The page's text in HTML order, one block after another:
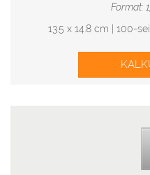
Format:
13.5 x 14.8 cm | 100-